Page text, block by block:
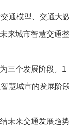
模型、交通大
来城市智慧交通
个发展阶段。1
慧城市的发展阶
来交通发展趋势